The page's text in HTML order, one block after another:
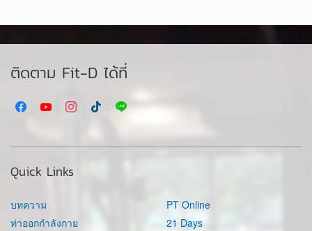
ติดตาม Fit-D ได้ที่
Quick Links
บทความ
ท่าออกกำลังกาย
PT Online
21 Days